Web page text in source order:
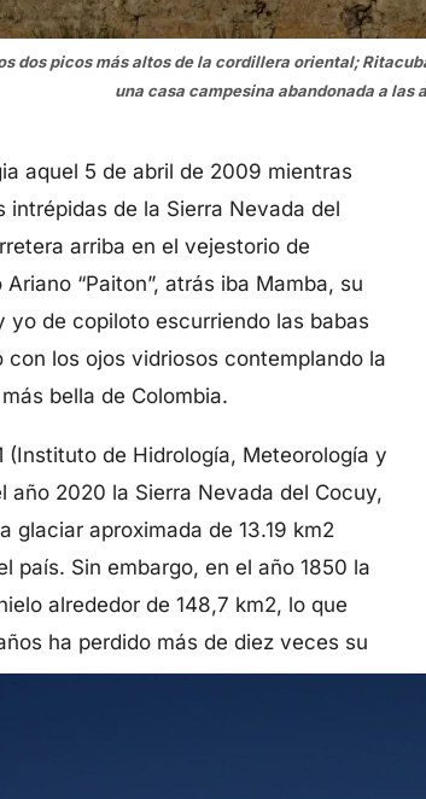
dos picos más altos de la cordillera oriental;
una casa campesina abandonada a
aquel 5 de abril de 2009 mientras
de la Sierra Nevada del
arriba en el vejestorio de
“Paiton”, atrás iba Mamba, su
yo de copiloto escurriendo las babas
los ojos vidriosos contemplando la
bella de Colombia.
(Instituto de Hidrología, Meteorología y
año 2020 la Sierra Nevada del Cocuy,
glaciar aproximada de 13.19 km2
país. Sin embargo, en el año 1850 la
alrededor de 148,7 km2, lo que
ha perdido más de diez veces su